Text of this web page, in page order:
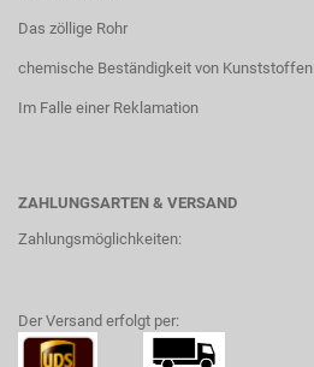
Das zöllige Rohr
chemische Beständigkeit von Kunststoffen
Im Falle einer Reklamation
ZAHLUNGSARTEN & VERSAND
Zahlungsmöglichkeiten:
Der Versand erfolgt per: